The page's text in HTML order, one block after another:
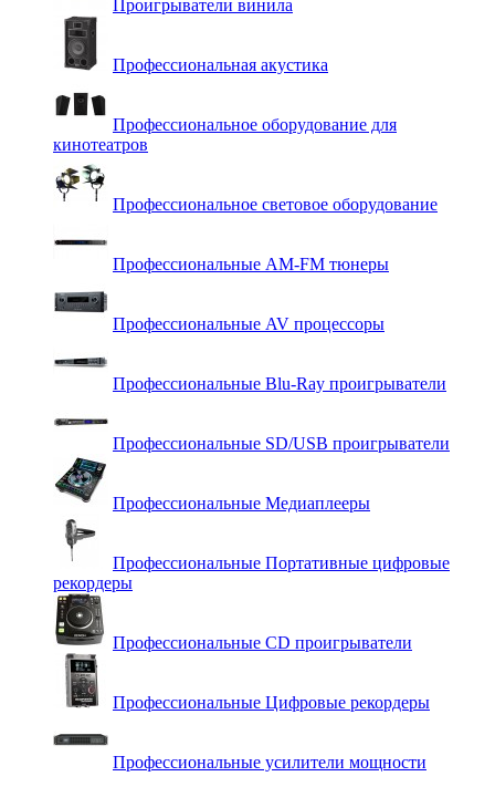
Проигрыватели винила
Профессиональная акустика
Профессиональное оборудование для
кинотеатров
Профессиональное световое оборудование
Профессиональные AM-FM тюнеры
Профессиональные AV процессоры
Профессиональные Blu-Ray проигрыватели
Профессиональные SD/USB проигрыватели
Профессиональные Медиаплееры
Профессиональные Портативные цифровые
рекордеры
Профессиональные СD проигрыватели
Профессиональные Цифровые рекордеры
Профессиональные усилители мощности